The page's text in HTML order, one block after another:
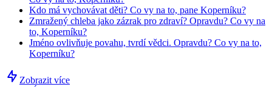
Kdo má vychovávat děti? Co vy na to, pane Koperníku?
Zmražený chleba jako zázrak pro zdraví? Opravdu? Co vy na
to, Koperníku?
Jméno ovlivňuje povahu, tvrdí vědci. Opravdu? Co vy na to,
Koperníku?
Zobrazit více